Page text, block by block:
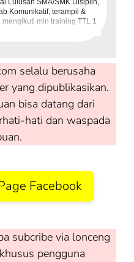
Lulusan SMA/SMK Disiplin,
Komunikatif, terampil &
min training TTL 1
selalu berusaha
yang dipublikasikan.
bisa datang dari
hati dan waspada
Facebook
subcribe via lonceng
pengguna